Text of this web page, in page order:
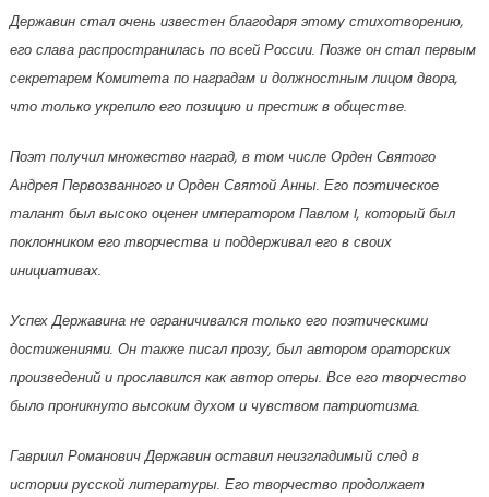
Державин стал очень известен благодаря этому стихотворению,
его слава распространилась по всей России. Позже он стал первым
секретарем Комитета по наградам и должностным лицом двора,
что только укрепило его позицию и престиж в обществе.
Поэт получил множество наград, в том числе Орден Святого
Андрея Первозванного и Орден Святой Анны. Его поэтическое
талант был высоко оценен императором Павлом I, который был
поклонником его творчества и поддерживал его в своих
инициативах.
Успех Державина не ограничивался только его поэтическими
достижениями. Он также писал прозу, был автором ораторских
произведений и прославился как автор оперы. Все его творчество
было проникнуто высоким духом и чувством патриотизма.
Гавриил Романович Державин оставил неизгладимый след в
истории русской литературы. Его творчество продолжает